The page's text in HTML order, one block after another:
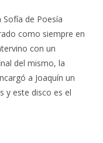
Sofía de Poesía
como siempre en
con un
del mismo, la
a Joaquín un
y este disco es el